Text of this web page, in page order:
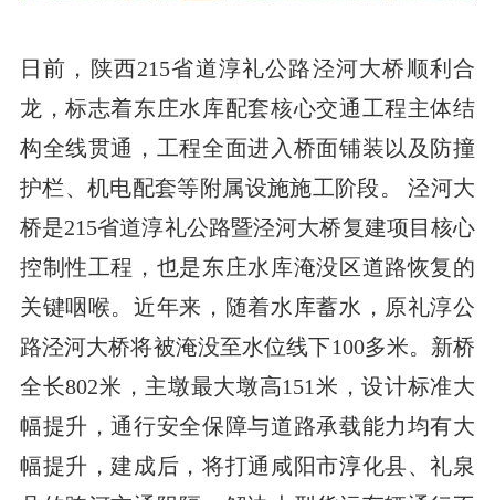
日前，陕西215省道淳礼公路泾河大桥顺利合
龙，标志着东庄水库配套核心交通工程主体结
构全线贯通，工程全面进入桥面铺装以及防撞
护栏、机电配套等附属设施施工阶段。 泾河大
桥是215省道淳礼公路暨泾河大桥复建项目核心
控制性工程，也是东庄水库淹没区道路恢复的
关键咽喉。近年来，随着水库蓄水，原礼淳公
路泾河大桥将被淹没至水位线下100多米。新桥
全长802米，主墩最大墩高151米，设计标准大
幅提升，通行安全保障与道路承载能力均有大
幅提升，建成后，将打通咸阳市淳化县、礼泉